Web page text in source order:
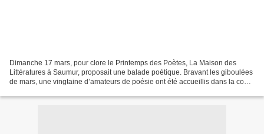
Dimanche 17 mars, pour clore le Printemps des Poètes, La Maison des
Littératures à Saumur, proposait une balade poétique. Bravant les giboulées
de mars, une vingtaine d’amateurs de poésie ont été accueillis dans la cour